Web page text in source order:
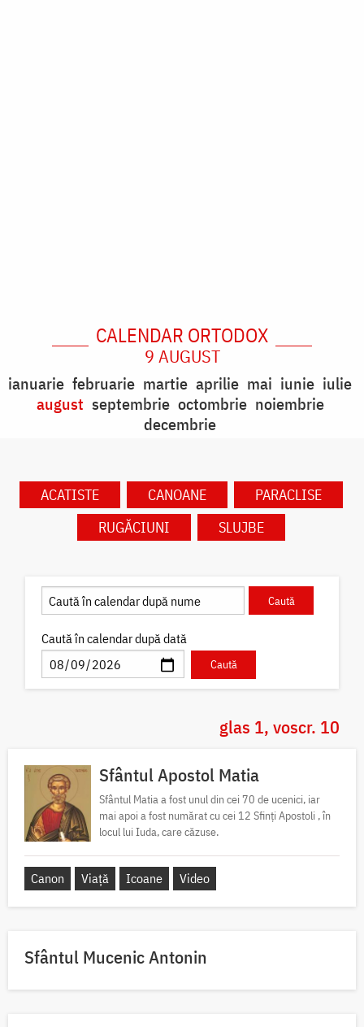
CALENDAR ORTODOX
9 AUGUST
ianuarie februarie martie aprilie mai iunie iulie
august septembrie octombrie noiembrie
decembrie
ACATISTE CANOANE
PARACLISE
RUGĂCIUNI
SLUJBE
Caută în calendar după dată
glas 1, voscr. 10
Sfântul Apostol Matia
Sfântul Matia a fost unul din cei 70 de ucenici, iar
mai apoi a fost numărat cu cei 12 Sfinți Apostoli , în
locul lui Iuda, care căzuse.
Canon Viață Icoane Video
Sfântul Mucenic Antonin